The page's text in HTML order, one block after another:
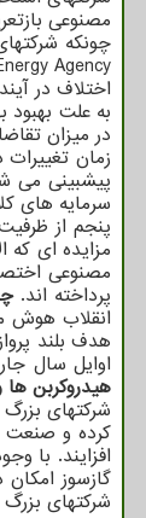
مصنوعی
چونکه
اختلاف در
به علت بهبود
در میزان
زمان
سرمایه های
پنجم از
مصنوعی
پرداخته اند.
انقلاب هوش
هدف بلند
اوایل سال جاری ظرف یک
هیدروکربن
شرکتهای
کرده و صنعت
افزایند. با
گازسوز
شرکتهای